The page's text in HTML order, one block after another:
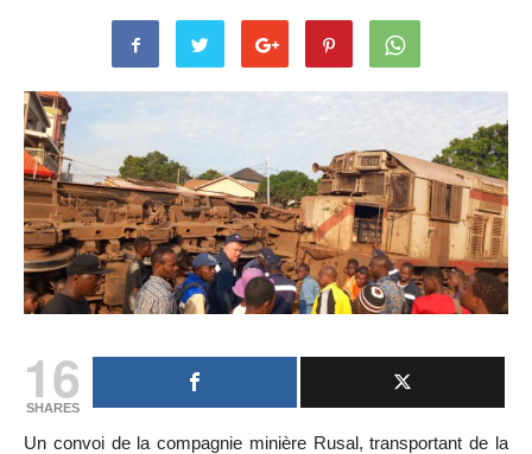
16
SHARES
Un convoi de la compagnie minière Rusal, transportant de la